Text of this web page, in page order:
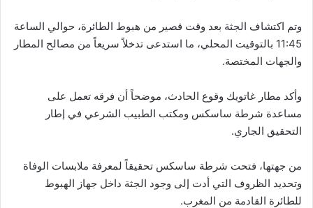
وتم اكتشاف الجثة بعد وقت قصير من هبوط الطائرة، حوالي الساعة
11:45 بالتوقيت المحلي، ما استدعى تدخلاً سريعاً من مصالح المطار
والجهات المختصة.
وأكد مطار غاتويك وقوع الحادث، موضحاً أن فرقه تعمل على
مساعدة شرطة ساسكس ومكتب الطبيب الشرعي في إطار
التحقيق الجاري.
من جهتها، فتحت شرطة ساسكس تحقيقاً لمعرفة ملابسات الوفاة
وتحديد الظروف التي أدت إلى وجود الجثة داخل جهاز الهبوط
للطائرة القادمة من المغرب.